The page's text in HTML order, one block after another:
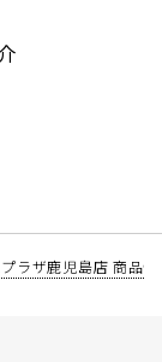
ラザ鹿児島店 商品